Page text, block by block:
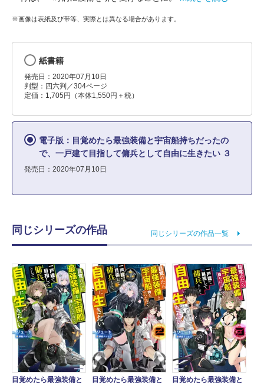
※画像は表紙及び帯等、実際とは異なる場合があります。
紙書籍
発売日：2020年07月10日
判型：四六判／304ページ
定価：1,705円（本体1,550円＋税）
電子版：目覚めたら最強装備と宇宙船持ちだったの
で、一戸建て目指して傭兵として自由に生きたい ３
発売日：2020年07月10日
同じシリーズの作品 同じシリーズの作品一覧
目覚めたら最強装備と
目覚めたら最強装備と
目覚めたら最強装備と